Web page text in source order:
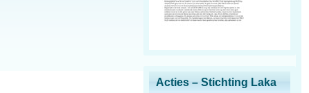
Acties – Stichting Laka